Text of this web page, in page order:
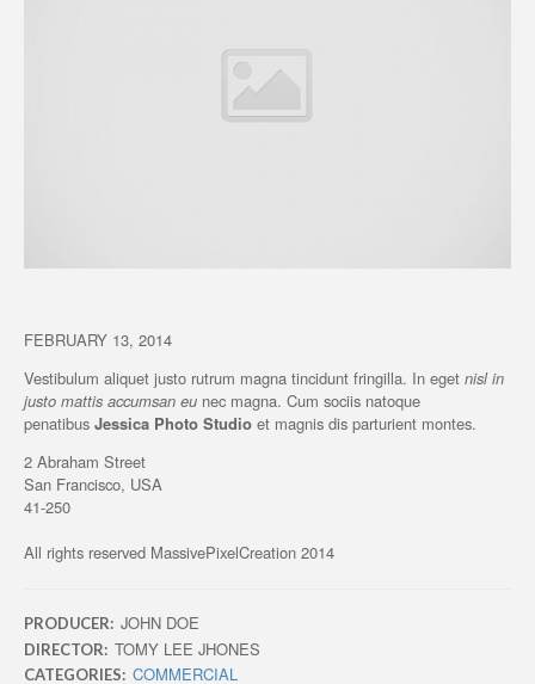
FEBRUARY 13, 2014
Vestibulum aliquet justo rutrum magna tincidunt fringilla. In eget nisl in
justo mattis accumsan eu nec magna. Cum sociis natoque
penatibus Jessica Photo Studio et magnis dis parturient montes.
2 Abraham Street
San Francisco, USA
41-250
All rights reserved MassivePixelCreation 2014
PRODUCER: JOHN DOE
DIRECTOR: TOMY LEE JHONES
CATEGORIES: COMMERCIAL